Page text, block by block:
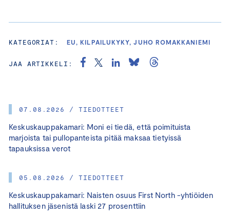
07.08.2026 / TIEDOTTEET
Keskuskauppakamari: Moni ei tiedä, että poimituista
marjoista tai pullopanteista pitää maksaa tietyissä
tapauksissa verot
05.08.2026 / TIEDOTTEET
Keskuskauppakamari: Naisten osuus First North -yhtiöiden
hallituksen jäsenistä laski 27 prosenttiin
KATEGORIAT: EU, KILPAILUKYKY, JUHO ROMAKKANIEMI
JAA ARTIKKELI: